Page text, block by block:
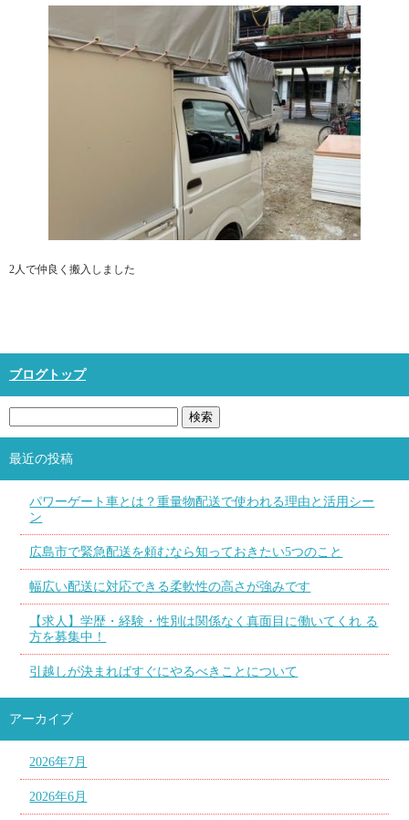
2人で仲良く搬入しました
ブログトップ
最近の投稿
パワーゲート車とは？重量物配送で使われる理由と活用シー
ン
広島市で緊急配送を頼むなら知っておきたい5つのこと
幅広い配送に対応できる柔軟性の高さが強みです
【求人】学歴・経験・性別は関係なく真面目に働いてくれ る
方を募集中！
引越しが決まればすぐにやるべきことについて
アーカイブ
2026年7月
2026年6月